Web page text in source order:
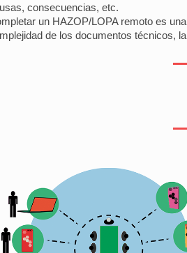
consecuencias, etc.
un HAZOP/LOPA remoto es
de los documentos técnicos,